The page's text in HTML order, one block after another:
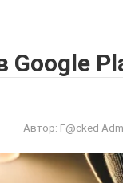
Автор: F@cked